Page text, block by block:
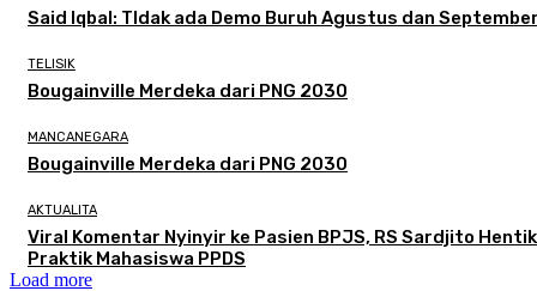
Said Iqbal: TIdak ada Demo Buruh Agustus dan
TELISIK
Bougainville Merdeka dari PNG 2030
MANCANEGARA
Bougainville Merdeka dari PNG 2030
AKTUALITA
Viral Komentar Nyinyir ke Pasien BPJS, RS Sardjito
Praktik Mahasiswa PPDS
Load more